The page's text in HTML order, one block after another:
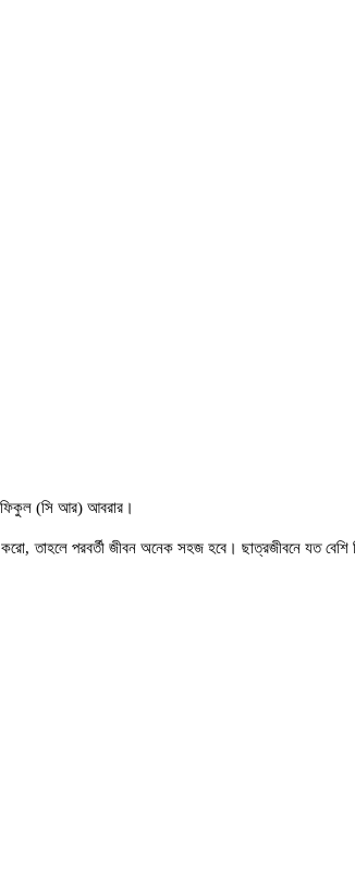
রফিকুল (সি আর) আবরার।
করো, তাহলে পরবর্তী জীবন অনেক সহজ হবে। ছাত্রজীবনে যত